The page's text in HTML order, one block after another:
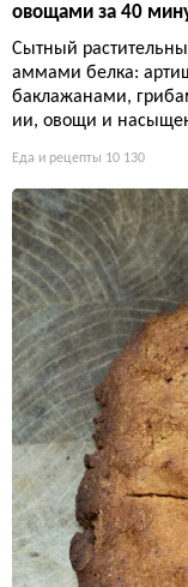
овощами за 40
Сытный
аммами белка:
баклажанами,
ии, овощи и
Еда и рецепты 10 130